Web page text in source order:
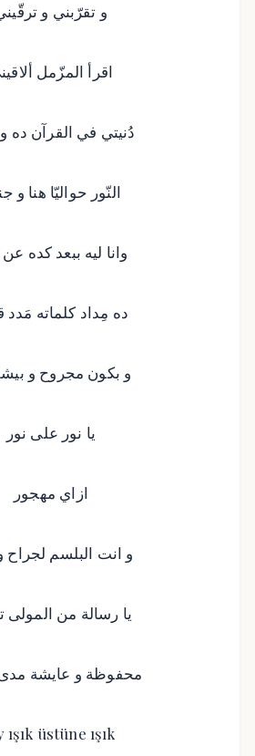
و تقرّبني و
اقرأ المزّمل
دُنيتي في القرآن ده
النّور حواليّا هنا و
وانا ليه ببعد كده
ده مِداد كلماته مَدد
و بكون مجروح و
يا نور على نور
ازاي مهجور
و انت البلسم لجراح
يا رسالة من المولى
محفوظة و عايشة مدى
ışık üstüne ışık